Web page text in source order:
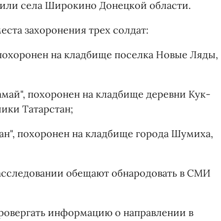
села Широкино Донецкой области.
захоронения трех солдат:
на кладбище поселка Новые Ляды,
похоронен на кладбище деревни Кук-
Татарстан;
похоронен на кладбище города Шумиха,
обещают обнародовать в СМИ
информацию о направлении в